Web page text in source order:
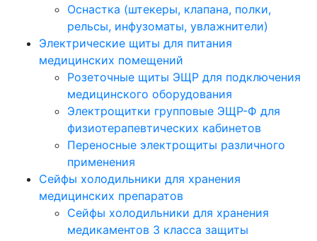
Оснастка (штекеры, клапана, полки,
рельсы, инфузоматы, увлажнители)
Электрические щиты для питания
медицинских помещений
Розеточные щиты ЭЩР для подключения
медицинского оборудования
Электрощитки групповые ЭЩР-Ф для
физиотерапевтических кабинетов
Переносные электрощиты различного
применения
Сейфы холодильники для хранения
медицинских препаратов
Сейфы холодильники для хранения
медикаментов 3 класса защиты